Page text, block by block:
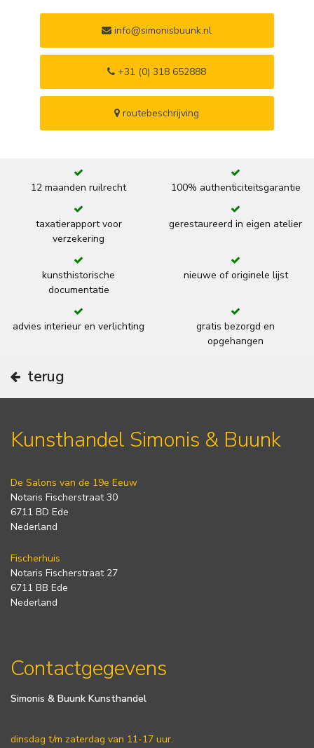
info@simonisbuunk.nl
+31 (0) 318 652888
routebeschrijving
12 maanden ruilrecht 100% authenticiteitsgarantie
taxatierapport voor
verzekering
gerestaureerd in eigen atelier
kunsthistorische
documentatie
nieuwe of originele lijst
advies interieur en verlichting
gratis bezorgd en
opgehangen
terug
Kunsthandel Simonis & Buunk
De Salons van de 19e Eeuw
Notaris Fischerstraat 30
6711 BD Ede
Nederland
Fischerhuis
Notaris Fischerstraat 27
6711 BB Ede
Nederland
Contactgegevens
Simonis & Buunk Kunsthandel
dinsdag t/m zaterdag van 11-17 uur.